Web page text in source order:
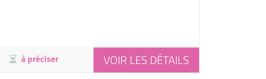
à préciser VOIR LES DÉTAILS